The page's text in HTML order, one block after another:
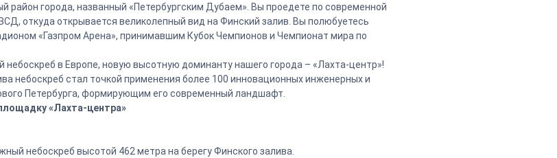
район города, названный «Петербургским Дубаем». Вы проедете по современной
откуда открывается великолепный вид на Финский залив. Вы полюбуетесь
«Газпром Арена», принимавшим Кубок Чемпионов и Чемпионат мира по
небоскреб в Европе, новую высотную доминанту нашего города – «Лахта-центр»!
небоскреб стал точкой применения более 100 инновационных инженерных и
Петербурга, формирующим его современный ландшафт.
«Лахта-центра»
небоскреб высотой 462 метра на берегу Финского залива.